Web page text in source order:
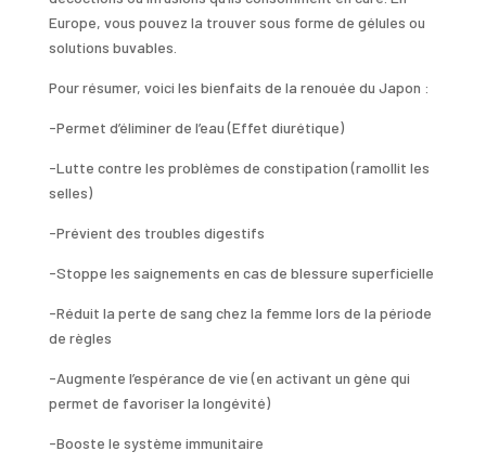
Europe, vous pouvez la trouver sous forme de gélules ou
solutions buvables.
Pour résumer, voici les bienfaits de la renouée du Japon :
-Permet d’éliminer de l’eau (Effet diurétique)
-Lutte contre les problèmes de constipation (ramollit les
selles)
-Prévient des troubles digestifs
-Stoppe les saignements en cas de blessure superficielle
-Réduit la perte de sang chez la femme lors de la période
de règles
-Augmente l’espérance de vie (en activant un gène qui
permet de favoriser la longévité)
-Booste le système immunitaire